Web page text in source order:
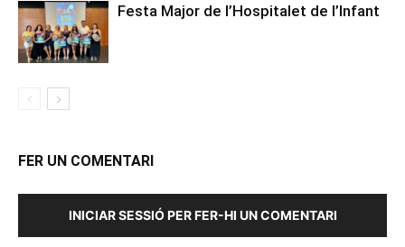
Festa Major de l’Hospitalet de l’Infant
FER UN COMENTARI
INICIAR SESSIÓ PER FER-HI UN COMENTARI